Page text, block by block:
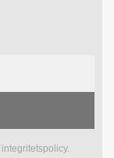
integritetspolicy.